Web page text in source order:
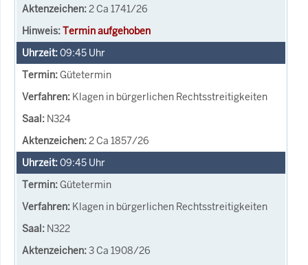
2 Ca 1741/26
Termin aufgehoben
09:45 Uhr
Gütetermin
Klagen in bürgerlichen Rechtsstreitigkeiten
N324
2 Ca 1857/26
09:45 Uhr
Gütetermin
Klagen in bürgerlichen Rechtsstreitigkeiten
N322
3 Ca 1908/26